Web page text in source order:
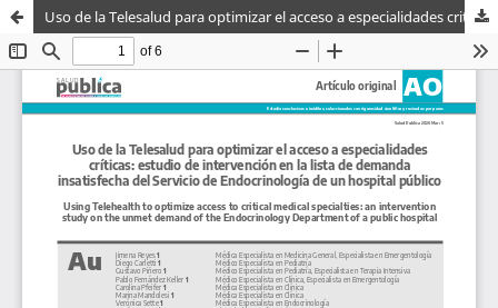
Uso de la Telesalud para optimizar el acceso a especialidades criticas